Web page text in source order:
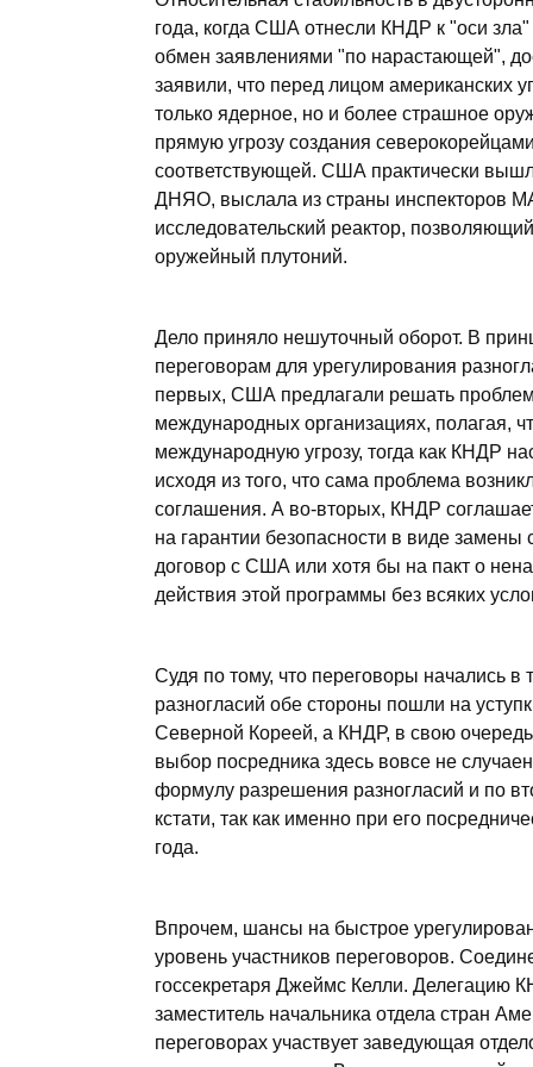
года, когда США отнесли КНДР к "оси
обмен заявлениями "по нарастающей",
заявили, что перед лицом американских
только ядерное, но и более страшное
прямую угрозу создания
соответствующей. США практически
ДНЯО, выслала из страны инспекторов
исследовательский реактор,
оружейный плутоний.
Дело приняло нешуточный оборот. В
переговорам для урегулирования
первых, США предлагали решать
международных организациях, полагая,
международную угрозу, тогда как КНДР
исходя из того, что сама проблема
соглашения. А во-вторых, КНДР
на гарантии безопасности в виде
договор с США или хотя бы на пакт о
действия этой программы без всяких
Судя по тому, что переговоры начались
разногласий обе стороны пошли на
Северной Кореей, а КНДР, в свою
выбор посредника здесь вовсе не
формулу разрешения разногласий и по
кстати, так как именно при его
года.
Впрочем, шансы на быстрое
уровень участников переговоров.
госсекретаря Джеймс Келли. Делегацию
заместитель начальника отдела стран
переговорах участвует заведующая